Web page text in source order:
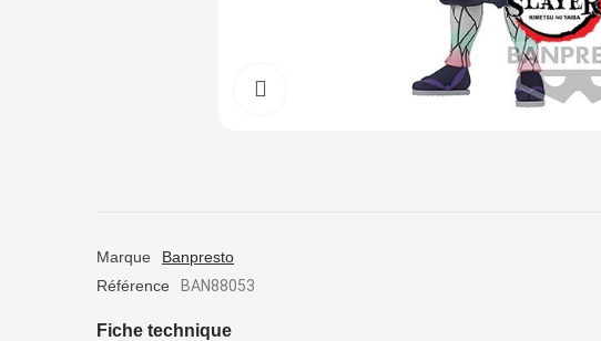
Cliquez pour agrandir
Marque
Banpresto
Référence
BAN88053
Fiche technique